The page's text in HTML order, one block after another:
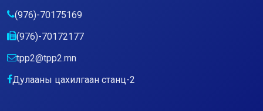
(976)-70175169
(976)-70172177
tpp2@tpp2.mn
Дулааны цахилгаан станц-2